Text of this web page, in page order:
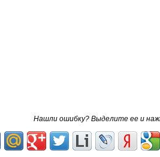
Нашли ошибку? Выделите ее и